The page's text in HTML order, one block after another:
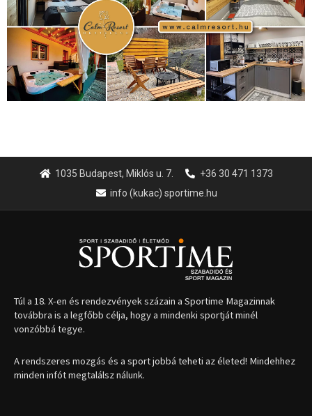
1035 Budapest, Miklós u. 7.
+36 30 471 1373
info (kukac) sportime.hu
Túl a 18. X-en és rendezvények százain a Sportime Magazinnak
továbbra is a legfőbb célja, hogy a mindenki sportját minél
vonzóbbá tegye.
A rendszeres mozgás és a sport jobbá teheti az életed! Mindehhez
minden infót megtalálsz nálunk.